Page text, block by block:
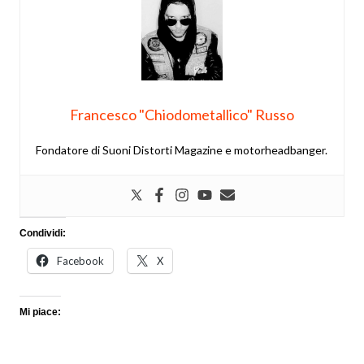
Francesco "Chiodometallico" Russo
Fondatore di Suoni Distorti Magazine e motorheadbanger.
Condividi:
Facebook X
Mi piace: